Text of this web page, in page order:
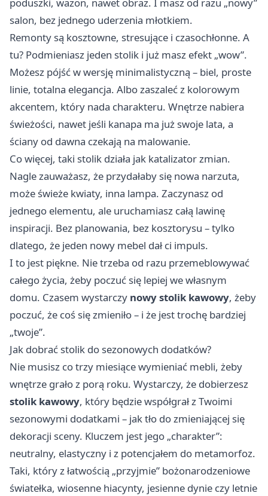
poduszki, wazon, nawet obraz. I masz od razu „nowy”
salon, bez jednego uderzenia młotkiem.
Remonty są kosztowne, stresujące i czasochłonne. A
tu? Podmieniasz jeden stolik i już masz efekt „wow”.
Możesz pójść w wersję minimalistyczną – biel, proste
linie, totalna elegancja. Albo zaszaleć z kolorowym
akcentem, który nada charakteru. Wnętrze nabiera
świeżości, nawet jeśli kanapa ma już swoje lata, a
ściany od dawna czekają na malowanie.
Co więcej, taki stolik działa jak katalizator zmian.
Nagle zauważasz, że przydałaby się nowa narzuta,
może świeże kwiaty, inna lampa. Zaczynasz od
jednego elementu, ale uruchamiasz całą lawinę
inspiracji. Bez planowania, bez kosztorysu – tylko
dlatego, że jeden nowy mebel dał ci impuls.
I to jest piękne. Nie trzeba od razu przemeblowywać
całego życia, żeby poczuć się lepiej we własnym
domu. Czasem wystarczy nowy stolik kawowy, żeby
poczuć, że coś się zmieniło – i że jest trochę bardziej
„twoje”.
Jak dobrać stolik do sezonowych dodatków?
Nie musisz co trzy miesiące wymieniać mebli, żeby
wnętrze grało z porą roku. Wystarczy, że dobierzesz
stolik kawowy, który będzie współgrał z Twoimi
sezonowymi dodatkami – jak tło do zmieniającej się
dekoracji sceny. Kluczem jest jego „charakter”:
neutralny, elastyczny i z potencjałem do metamorfoz.
Taki, który z łatwością „przyjmie” bożonarodzeniowe
światełka, wiosenne hiacynty, jesienne dynie czy letnie